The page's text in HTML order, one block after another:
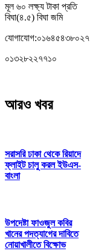
মূল ৬০ লক্ষ্য টাকা প্রতি
বিঘা(৪.৫) বিঘা জমি
যোগাযোগ:০১৬৪৫৪৩৮০২৭
০১৩২৮২২৭৭১০
আরও খবর
সরাসরি ঢাকা থেকে রিয়াদে
ফ্লাইট চালু করল ইউএস-
বাংলা
উপদেষ্টা ফাওজুল কবির
খানের পদত্যাগের দাবিতে
নোয়াখালীতে বিক্ষোভ